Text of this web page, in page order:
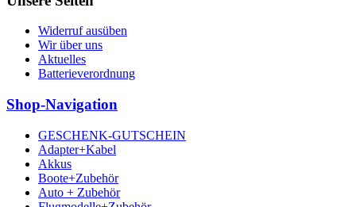
Widerruf ausüben
Wir über uns
Aktuelles
Batterieverordnung
Shop-Navigation
GESCHENK-GUTSCHEIN
Adapter+Kabel
Akkus
Boote+Zubehör
Auto + Zubehör